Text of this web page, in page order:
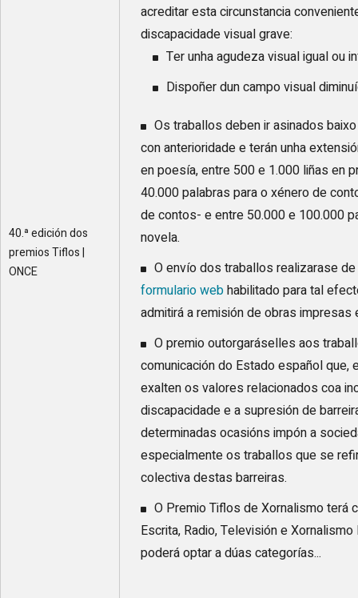
40.ª edición dos
premios Tiflos |
ONCE
acreditar esta circunstancia
discapacidade visual grave:
Ter unha agudeza visual igual ou
Dispoñer dun campo visual
Os traballos deben ir asinados
con anterioridade e terán unha
en poesía, entre 500 e 1.000 liñas en
40.000 palabras para o xénero de
de contos- e entre 50.000 e 100.000
novela.
O envío dos traballos realizarase
formulario webhabilitado para tal
admitirá a remisión de obras
O premio outorgaráselles aos
comunicación do Estado español que,
exalten os valores relacionados coa
discapacidade e a supresión de
determinadas ocasións impón a
especialmente os traballos que se
colectiva destas barreiras.
O Premio Tiflos de Xornalismo terá
Escrita, Radio, Televisión e
poderá optar a dúas categorías...